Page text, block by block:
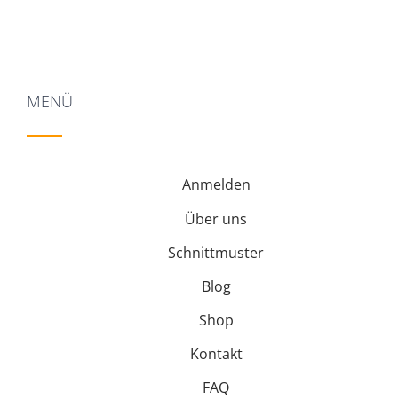
MENÜ
Anmelden
Über uns
Schnittmuster
Blog
Shop
Kontakt
FAQ